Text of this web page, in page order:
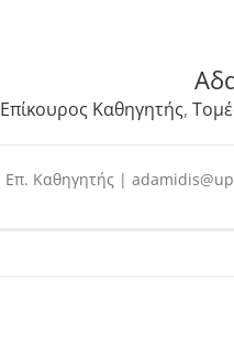
Επίκουρος Καθηγητής,
Επ. Καθηγητής |